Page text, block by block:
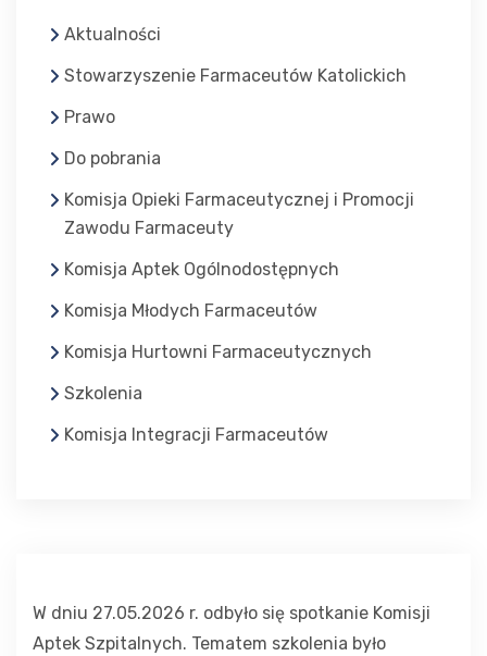
Aktualności
Stowarzyszenie Farmaceutów Katolickich
Prawo
Do pobrania
Komisja Opieki Farmaceutycznej i Promocji
Zawodu Farmaceuty
Komisja Aptek Ogólnodostępnych
Komisja Młodych Farmaceutów
Komisja Hurtowni Farmaceutycznych
Szkolenia
Komisja Integracji Farmaceutów
W dniu 27.05.2026 r. odbyło się spotkanie Komisji
Aptek Szpitalnych. Tematem szkolenia było